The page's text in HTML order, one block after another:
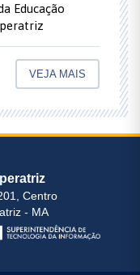
Educação
VEJA MAIS
Centro
- MA